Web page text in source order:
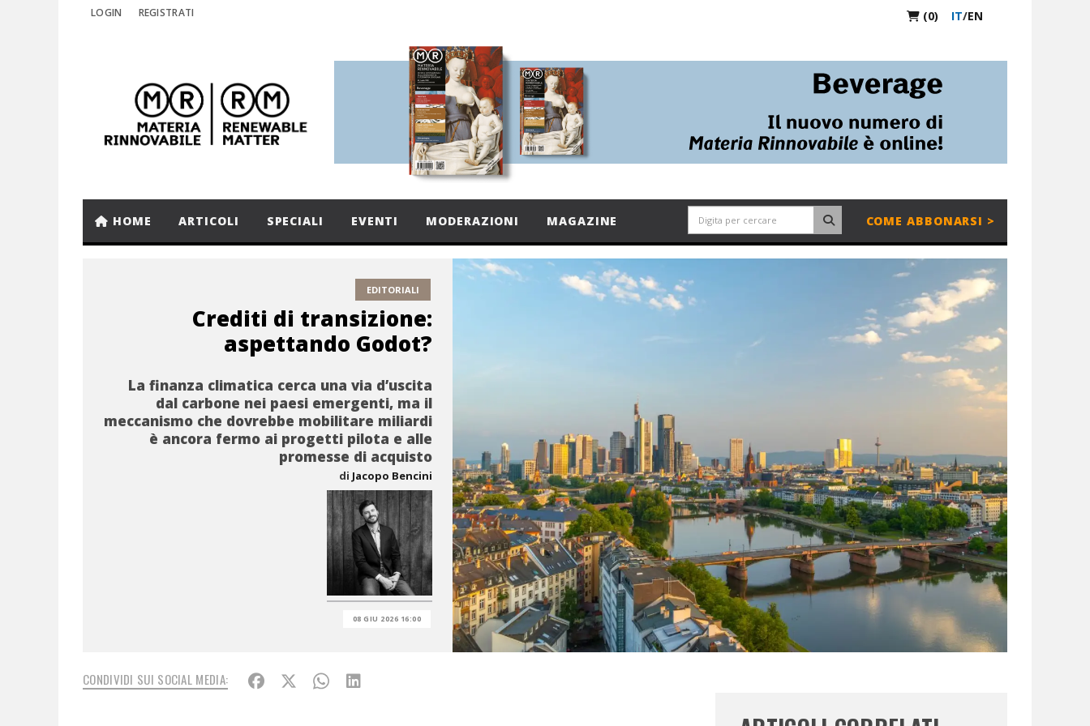
LOGIN REGISTRATI (0) IT/EN
HOME ARTICOLI SPECIALI EVENTI MODERAZIONI MAGAZINE COME ABBONARSI >
EDITORIALI
Crediti di transizione:
aspettando Godot?
La finanza climatica cerca una via d’uscita
dal carbone nei paesi emergenti, ma il
meccanismo che dovrebbe mobilitare miliardi
è ancora fermo ai progetti pilota e alle
promesse di acquisto
di Jacopo Bencini
08 GIU 2026 16:00
CONDIVIDI SUI SOCIAL MEDIA: